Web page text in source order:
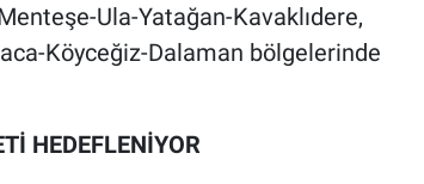
Ula-Yatağan-Kavaklıdere,
Köyceğiz-Dalaman bölgelerinde
HEDEFLENİYOR